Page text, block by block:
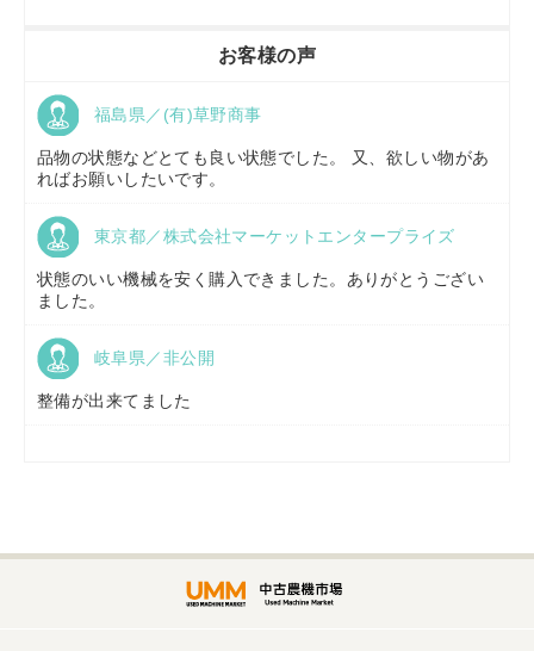
京都府／
福島県／(有)草野商事
山形県／株式会社ノーキステージ
株式会社トミタモータース
お客様の声
福島県／(有)草野商事
品物の状態などとても良い状態でした。 又、欲しい物があ
ればお願いしたいです。
東京都／株式会社マーケットエンタープライズ
状態のいい機械を安く購入できました。ありがとうござい
ました。
岐阜県／非公開
整備が出来てました